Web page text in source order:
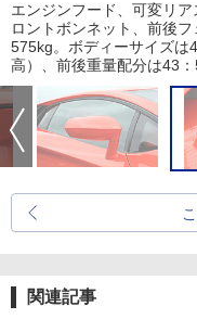
エンジンフード、可変リ
ロントボンネット、前後
575kg。ボディーサイズ
高）、前後重量配分は43
関連記事